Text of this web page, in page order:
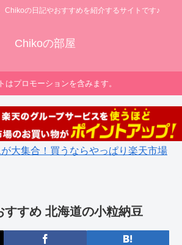
Chikoの日記やおすすめを紹介するサイトです♪
Chikoの部屋
はプロモーションを含みます。
大集合！買うならやっぱり楽天市場
すすめ 北海道の小粒納豆